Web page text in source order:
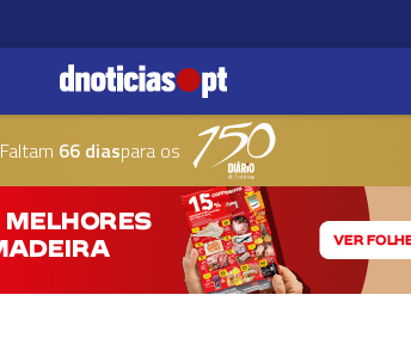
Faltam 66 diaspara os